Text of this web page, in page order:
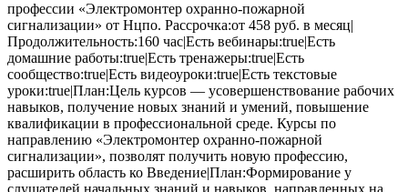
профессии «Электромонтер охранно-пожарной
сигнализации» от Нцпо. Рассрочка:от 458 руб. в месяц|
Продолжительность:160 час|Есть вебинары:true|Есть
домашние работы:true|Есть тренажеры:true|Есть
сообщество:true|Есть видеоуроки:true|Есть текстовые
уроки:true|План:Цель курсов — усовершенствование рабочих
навыков, получение новых знаний и умений, повышение
квалификации в профессиональной среде. Курсы по
направлению «Электромонтер охранно-пожарной
сигнализации», позволят получить новую профессию,
расширить область ко Введение|План:Формирование у
слушателей начальных знаний и навыков, направленных на